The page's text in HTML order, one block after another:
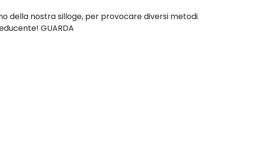
della nostra silloge, per provocare diversi metodi
GUARDA